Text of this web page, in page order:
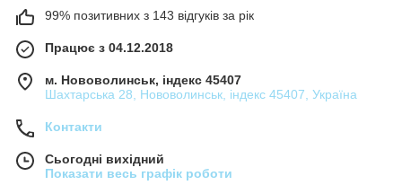
99% позитивних з 143 відгуків за рік
Працює з 04.12.2018
м. Нововолинськ, індекс 45407
Шахтарська 28, Нововолинськ, індекс 45407, Україна
Контакти
Сьогодні вихідний
Показати весь графік роботи